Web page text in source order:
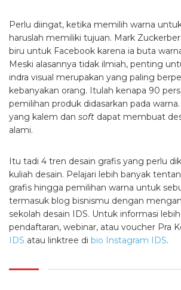
Perlu diingat, ketika memilih warna
haruslah memiliki tujuan. Mark
biru untuk Facebook karena ia buta
Meski alasannya tidak ilmiah, penting
indra visual merupakan yang paling
kebanyakan orang. Itulah kenapa 90
pemilihan produk didasarkan pada
yang kalem dan soft dapat membuat
alami.
Itu tadi 4 tren desain grafis yang perlu
kuliah desain. Pelajari lebih banyak
grafis hingga pemilihan warna untuk
termasuk blog bisnismu dengan
sekolah desain IDS. Untuk informasi
pendaftaran, webinar, atau voucher Pra
IDS atau linktree di bio Instagram IDS.